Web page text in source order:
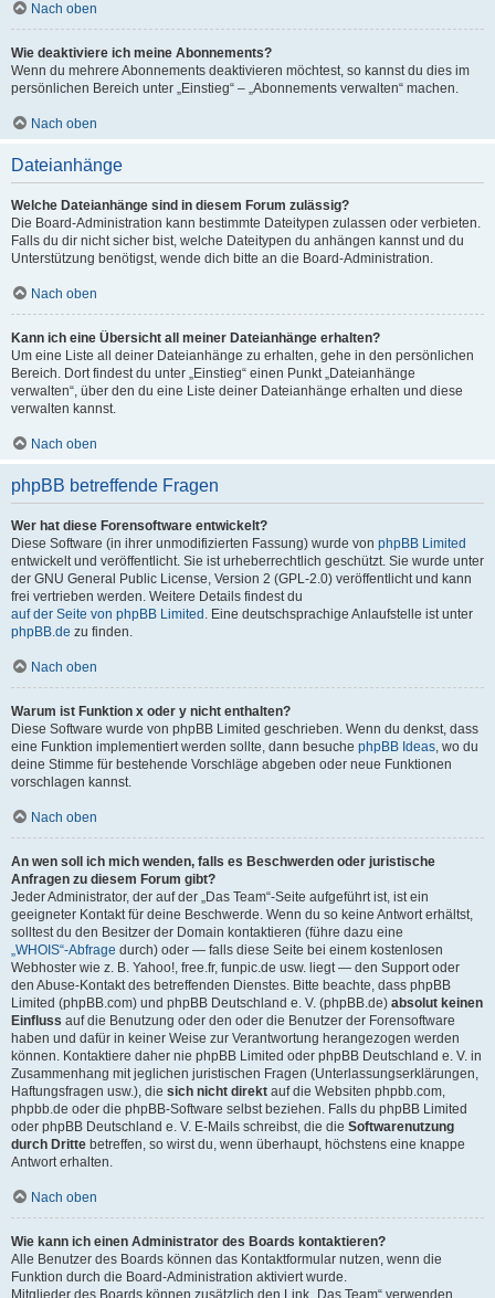
Nach oben
Wie deaktiviere ich meine Abonnements?
Wenn du mehrere Abonnements deaktivieren möchtest, so kannst du dies im
persönlichen Bereich unter „Einstieg“ – „Abonnements verwalten“ machen.
Nach oben
Dateianhänge
Welche Dateianhänge sind in diesem Forum zulässig?
Die Board-Administration kann bestimmte Dateitypen zulassen oder verbieten.
Falls du dir nicht sicher bist, welche Dateitypen du anhängen kannst und du
Unterstützung benötigst, wende dich bitte an die Board-Administration.
Nach oben
Kann ich eine Übersicht all meiner Dateianhänge erhalten?
Um eine Liste all deiner Dateianhänge zu erhalten, gehe in den persönlichen
Bereich. Dort findest du unter „Einstieg“ einen Punkt „Dateianhänge
verwalten“, über den du eine Liste deiner Dateianhänge erhalten und diese
verwalten kannst.
Nach oben
phpBB betreffende Fragen
Wer hat diese Forensoftware entwickelt?
Diese Software (in ihrer unmodifizierten Fassung) wurde von phpBB Limited
entwickelt und veröffentlicht. Sie ist urheberrechtlich geschützt. Sie wurde unter
der GNU General Public License, Version 2 (GPL-2.0) veröffentlicht und kann
frei vertrieben werden. Weitere Details findest du
auf der Seite von phpBB Limited . Eine deutschsprachige Anlaufstelle ist unter
phpBB.de zu finden.
Nach oben
Warum ist Funktion x oder y nicht enthalten?
Diese Software wurde von phpBB Limited geschrieben. Wenn du denkst, dass
eine Funktion implementiert werden sollte, dann besuche phpBB Ideas, wo du
deine Stimme für bestehende Vorschläge abgeben oder neue Funktionen
vorschlagen kannst.
Nach oben
An wen soll ich mich wenden, falls es Beschwerden oder juristische
Anfragen zu diesem Forum gibt?
Jeder Administrator, der auf der „Das Team“-Seite aufgeführt ist, ist ein
geeigneter Kontakt für deine Beschwerde. Wenn du so keine Antwort erhältst,
solltest du den Besitzer der Domain kontaktieren (führe dazu eine
„WHOIS“-Abfrage durch) oder — falls diese Seite bei einem kostenlosen
Webhoster wie z. B. Yahoo!, free.fr, funpic.de usw. liegt — den Support oder
den Abuse-Kontakt des betreffenden Dienstes. Bitte beachte, dass phpBB
Limited (phpBB.com) und phpBB Deutschland e. V. (phpBB.de) absolut keinen
Einfluss auf die Benutzung oder den oder die Benutzer der Forensoftware
haben und dafür in keiner Weise zur Verantwortung herangezogen werden
können. Kontaktiere daher nie phpBB Limited oder phpBB Deutschland e. V. in
Zusammenhang mit jeglichen juristischen Fragen (Unterlassungserklärungen,
Haftungsfragen usw.), die sich nicht direkt auf die Websiten phpbb.com,
phpbb.de oder die phpBB-Software selbst beziehen. Falls du phpBB Limited
oder phpBB Deutschland e. V. E-Mails schreibst, die die Softwarenutzung
durch Dritte betreffen, so wirst du, wenn überhaupt, höchstens eine knappe
Antwort erhalten.
Nach oben
Wie kann ich einen Administrator des Boards kontaktieren?
Alle Benutzer des Boards können das Kontaktformular nutzen, wenn die
Funktion durch die Board-Administration aktiviert wurde.
Mitglieder des Boards können zusätzlich den Link „Das Team“ verwenden.